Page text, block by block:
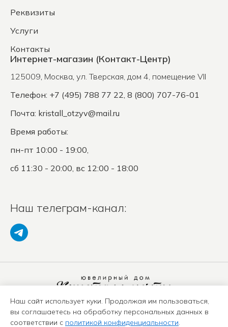
Реквизиты
Услуги
Контакты
Интернет-магазин (Контакт-Центр)
125009, Москва, ул. Тверская, дом 4, помещение VII
Телефон: +7 (495) 788 77 22, 8 (800) 707-76-01
Почта: kristall_otzyv@mail.ru
Время работы:
пн-пт 10:00 - 19:00,
сб 11:30 - 20:00, вс 12:00 - 18:00
Наш телеграм-канал:
Политика конфиденциальности
Положение о защите ПД
Оферта
Наш сайт использует куки. Продолжая им пользоваться,
вы соглашаетесь на обработку персональных данных в
соответствии с политикой конфиденциальности.